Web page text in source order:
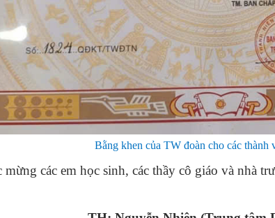
Bằng khen của TW đoàn cho các thành
các em học sinh, các thầy cô giáo và nhà